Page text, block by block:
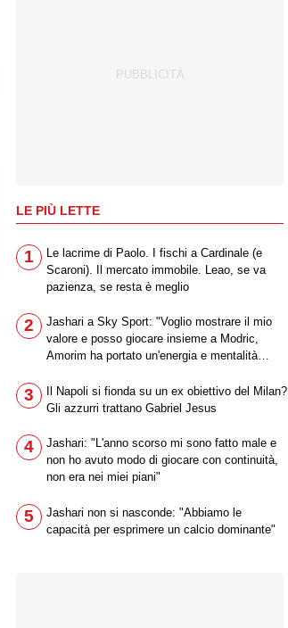
LE PIÙ LETTE
1
Le lacrime di Paolo. I fischi a Cardinale (e
Scaroni). Il mercato immobile. Leao, se va
pazienza, se resta è meglio
2
Jashari a Sky Sport: "Voglio mostrare il mio
valore e posso giocare insieme a Modric,
Amorim ha portato un'energia e mentalità
3
Il Napoli si fionda su un ex obiettivo del Milan?
Gli azzurri trattano Gabriel Jesus
4
Jashari: "L'anno scorso mi sono fatto male e
non ho avuto modo di giocare con continuità,
non era nei miei piani"
5
Jashari non si nasconde: "Abbiamo le
capacità per esprimere un calcio dominante"